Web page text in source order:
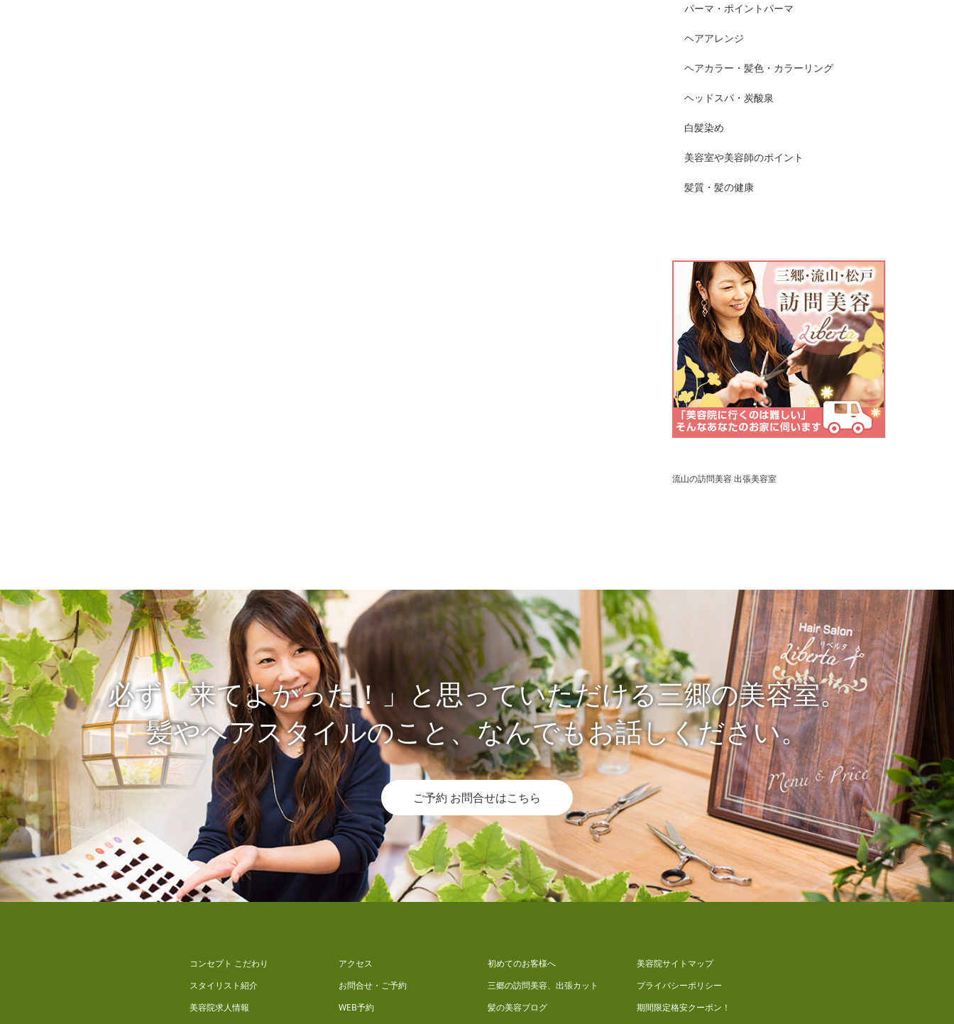
パーマ・ポイントパーマ
ヘアアレンジ
ヘアカラー・髪色・カラーリング
ヘッドスパ・炭酸泉
白髪染め
美容室や美容師のポイント
髪質・髪の健康
流山の訪問美容 出張美容室
必ず「来てよかった！」と思っていただける三郷の美容室。
髪やヘアスタイルのこと、なんでもお話しください。
ご予約 お問合せはこちら
コンセプト こだわり
スタイリスト紹介
美容院求人情報
アクセス
お問合せ・ご予約
WEB予約
初めてのお客様へ
三郷の訪問美容、出張カット
髪の美容ブログ
美容院サイトマップ
プライバシーポリシー
期間限定格安クーポン！